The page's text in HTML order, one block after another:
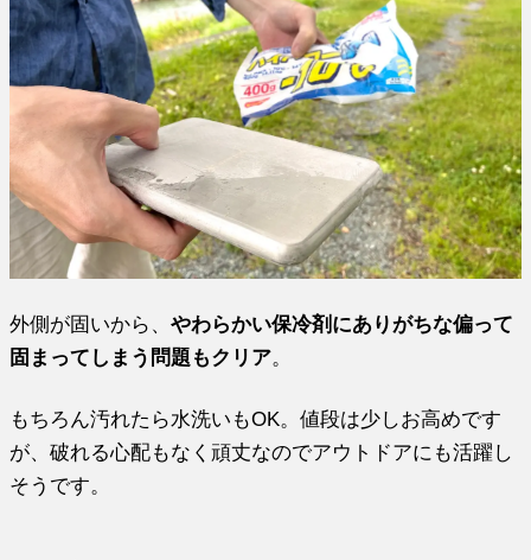
外側が固いから、やわらかい保冷剤にありがちな偏って
固まってしまう問題もクリア。
もちろん汚れたら水洗いもOK。値段は少しお高めです
が、破れる心配もなく頑丈なのでアウトドアにも活躍し
そうです。